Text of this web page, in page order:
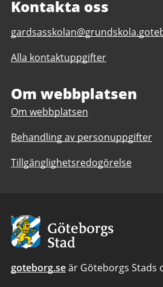
Kontakta oss
E-
till
F-
anpassad
grundskola
9
Alla kontaktuppgifter
Om webbplatsen
Om webbplatsen
Behandling av personuppgifter
Tillgänglighetsredogörelse
Avsändare:
Göteborgs
Stad
goteborg.seär Göteborgs Stads